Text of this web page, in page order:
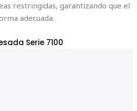
restringidas, garantizando que el
adecuada.
Serie 7100